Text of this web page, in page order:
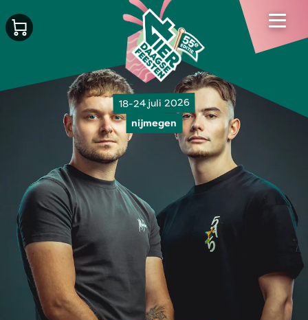
18-24 juli 2026
nijmegen